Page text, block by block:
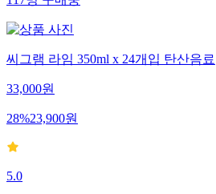
117명구매중
씨그램 라임 350ml x 24개입 탄산음료
33,000원
28%23,900원
5.0